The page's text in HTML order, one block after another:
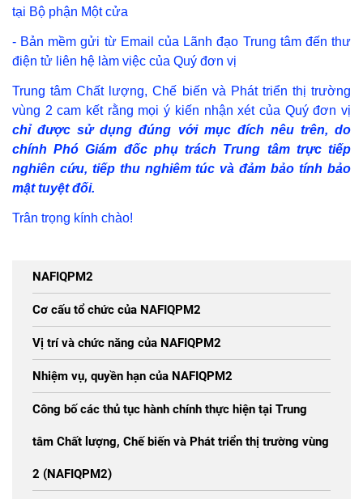
tại Bộ phận Một cửa
- Bản mềm gửi từ Email của Lãnh đạo Trung tâm đến thư
điện tử liên hệ làm việc của Quý đơn vị
Trung tâm Chất lượng, Chế biến và Phát triển thị trường
vùng 2 cam kết rằng mọi ý kiến nhận xét của Quý đơn vị
chỉ được sử dụng đúng với mục đích nêu trên, do
chính Phó Giám đốc phụ trách Trung tâm trực tiếp
nghiên cứu, tiếp thu nghiêm túc và đảm bảo tính bảo
mật tuyệt đối.
Trân trọng kính chào!
NAFIQPM2
Cơ cấu tổ chức của NAFIQPM2
Vị trí và chức năng của NAFIQPM2
Nhiệm vụ, quyền hạn của NAFIQPM2
Công bố các thủ tục hành chính thực hiện tại Trung
tâm Chất lượng, Chế biến và Phát triển thị trường vùng
2 (NAFIQPM2)